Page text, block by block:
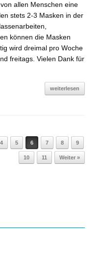
allen Menschen eine
stets 2-3 Masken in der
können die Masken
wird dreimal pro Woche
freitags. Vielen Dank für
weiterlesen
4 5 6 7 8 9
10 11 Weiter »